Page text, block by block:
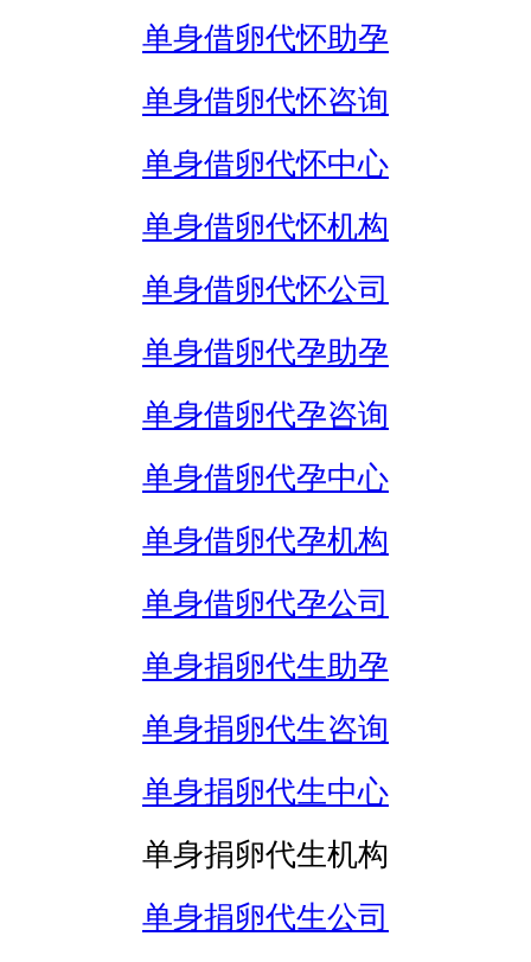
单身借卵代怀助孕
单身借卵代怀咨询
单身借卵代怀中心
单身借卵代怀机构
单身借卵代怀公司
单身借卵代孕助孕
单身借卵代孕咨询
单身借卵代孕中心
单身借卵代孕机构
单身借卵代孕公司
单身捐卵代生助孕
单身捐卵代生咨询
单身捐卵代生中心
单身捐卵代生机构
单身捐卵代生公司